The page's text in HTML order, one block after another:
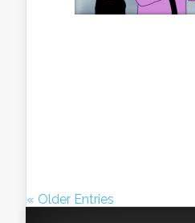
« Older Entries